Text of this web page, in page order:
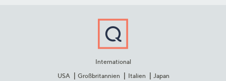
International
USA
Großbritannien Italien Japan